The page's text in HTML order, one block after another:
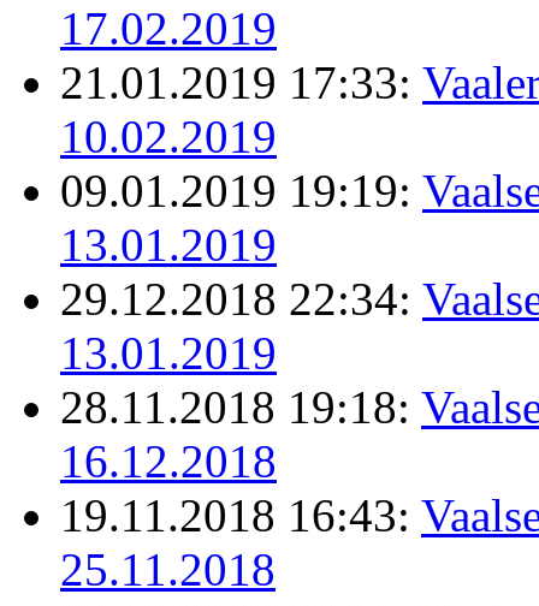
17.02.2019
21.01.2019 17:33:
10.02.2019
09.01.2019 19:19:
13.01.2019
29.12.2018 22:34:
13.01.2019
28.11.2018 19:18:
16.12.2018
19.11.2018 16:43:
25.11.2018